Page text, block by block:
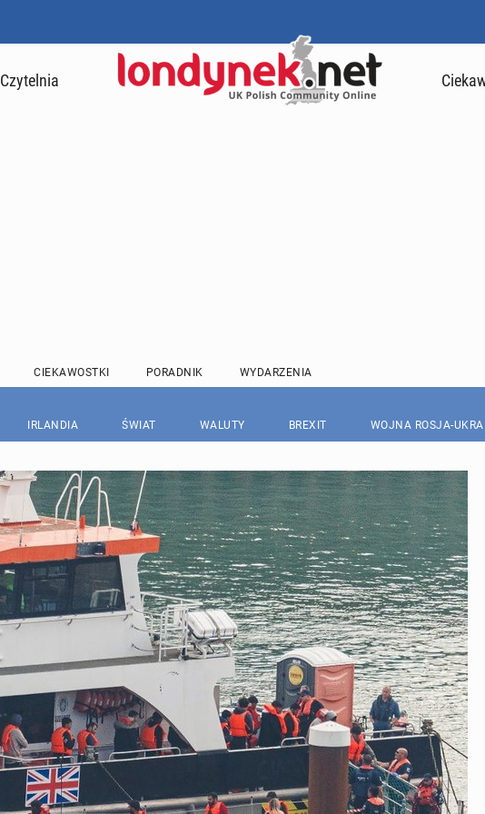
Czytelnia
CIEKAWOSTKI PORADNIK WYDARZENIA
IRLANDIA ŚWIAT WALUTY BREXIT WOJNA ROSJA-